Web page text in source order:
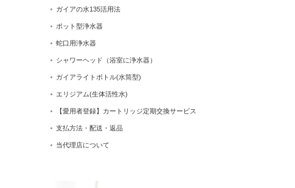
ガイアの水135活用法
ポット型浄水器
蛇口用浄水器
シャワーヘッド（浴室に浄水器）
ガイアライトボトル(水筒型)
エリジアム(生体活性水)
【愛用者登録】カートリッジ定期交換サービス
支払方法・配送・返品
当代理店について